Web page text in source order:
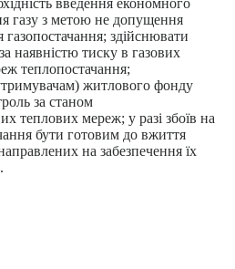
газу з метою не допущення
здійснювати
наявністю тиску в газових
теплопостачання;
житлового фонду
за станом
теплових мереж; у разі збоїв на
бути готовим до вжиття
на забезпечення їх